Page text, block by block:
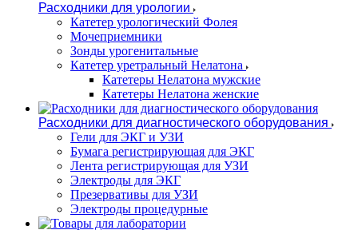
Расходники для урологии
Катетер урологический Фолея
Мочеприемники
Зонды урогенитальные
Катетер уретральный Нелатона
Катетеры Нелатона мужские
Катетеры Нелатона женские
Расходники для диагностического оборудования
Гели для ЭКГ и УЗИ
Бумага регистрирующая для ЭКГ
Лента регистрирующая для УЗИ
Электроды для ЭКГ
Презервативы для УЗИ
Электроды процедурные